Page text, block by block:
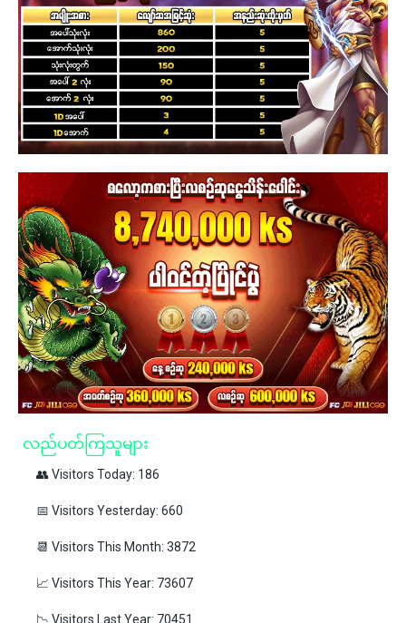
လည်ပတ်ကြသူများ
👥 Visitors Today: 186
📅 Visitors Yesterday: 660
📆 Visitors This Month: 3872
📈 Visitors This Year: 73607
📉 Visitors Last Year: 70451